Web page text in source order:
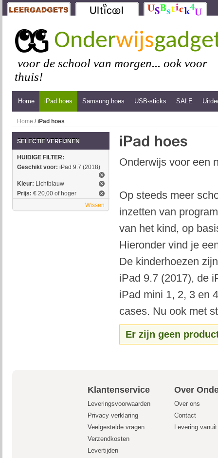
Onderwijs
voor de school van morgen... ook voor
thuis!
Home iPad hoes Samsung hoes USB-sticks SALE
Home /iPad hoes
Onderwijs voor een
Op steeds meer
inzetten van
van het kind, op
Hieronder vind je
De kinderhoezen
iPad 9.7 (2017), de
iPad mini 1, 2, 3 en
cases. Nu ook met
Er zijn geen
SELECTIE VERFIJNEN
HUIDIGE FILTER:
Geschikt voor: iPad 9.7 (2018)
Kleur: Lichtblauw
Prijs: € 20,00 of hoger
Wissen
Klantenservice Over
Leveringsvoorwaarden
Over ons
Privacy verklaring
Contact
Veelgestelde vragen
Levering
Verzendkosten
Levertijden